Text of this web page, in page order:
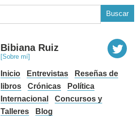
Bibiana Ruiz
[Sobre mí]
Inicio Entrevistas
Reseñas de
libros
Crónicas
Política
Internacional
Concursos y
Talleres
Blog